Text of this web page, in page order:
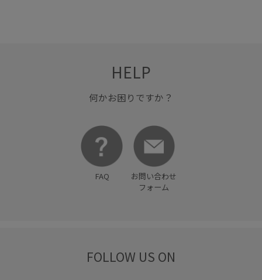
HELP
何かお困りですか？
FAQ
お問い合わせ
フォーム
FOLLOW US ON